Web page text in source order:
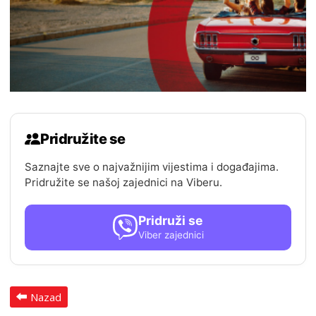
Pridružite se
Saznajte sve o najvažnijim vijestima i događajima.
Pridružite se našoj zajednici na Viberu.
Pridruži se
Viber zajednici
Nazad